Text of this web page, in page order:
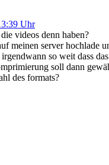
Uhr
videos denn haben?
meinen server hochlade
so weit dass
soll dann
des formats?